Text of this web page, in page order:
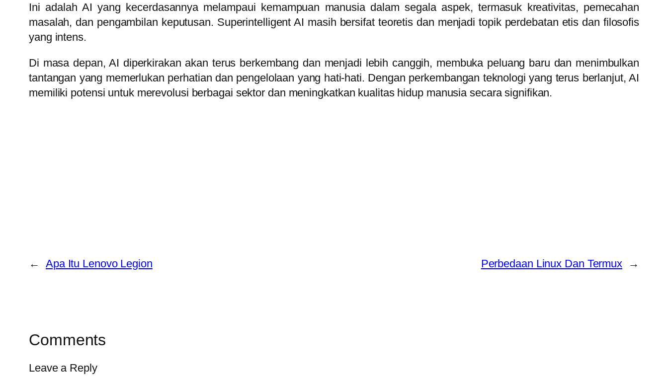
Ini adalah AI yang kecerdasannya melampaui kemampuan manusia dalam segala aspek, termasuk kreativitas, pemecahan
masalah, dan pengambilan keputusan. Superintelligent AI masih bersifat teoretis dan menjadi topik perdebatan etis dan filosofis
yang intens.
Di masa depan, AI diperkirakan akan terus berkembang dan menjadi lebih canggih, membuka peluang baru dan menimbulkan
tantangan yang memerlukan perhatian dan pengelolaan yang hati-hati. Dengan perkembangan teknologi yang terus berlanjut, AI
memiliki potensi untuk merevolusi berbagai sektor dan meningkatkan kualitas hidup manusia secara signifikan.
← Apa Itu Lenovo Legion Perbedaan Linux Dan Termux →
Comments
Leave a Reply